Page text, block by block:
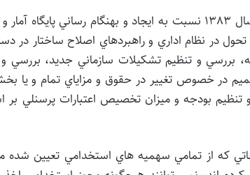
۱- سازمان مديريت و برنامه ريزي کشور تا پايان سال 1383 نسبت به ايجاد و
در نظام اداري و راهبردهاي اصلاح ساختار در
و تنظيم تشکيلات سازماني جديد، بررسي
در خصوص تغيير در حقوق و مزاياي تمام و يا
بودجه و ميزان تخصيص اعتبارات پرسنلي بر
که از تمامي سهميه هاي استخدامي تعيين